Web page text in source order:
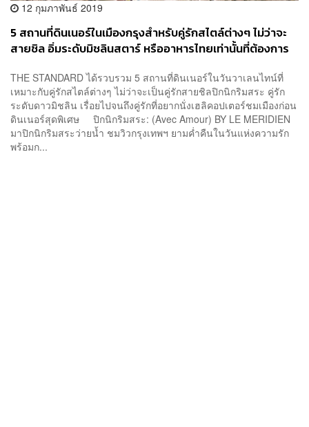
12 กุมภาพันธ์ 2019
5 สถานที่ดินเนอร์ในเมืองกรุงสำหรับคู่รักสไตล์ต่างๆ ไม่ว่าจะ
สายชิล อิ่มระดับมิชลินสตาร์ หรืออาหารไทยเท่านั้นที่ต้องการ
THE STANDARD ได้รวบรวม 5 สถานที่ดินเนอร์ในวันวาเลนไทน์ที่
เหมาะกับคู่รักสไตล์ต่างๆ ไม่ว่าจะเป็นคู่รักสายชิลปิกนิกริมสระ คู่รัก
ระดับดาวมิชลิน เรื่อยไปจนถึงคู่รักที่อยากนั่งเฮลิคอปเตอร์ชมเมืองก่อน
ดินเนอร์สุดพิเศษ ปิกนิกริมสระ: (Avec Amour) BY LE MERIDIEN
มาปิกนิกริมสระว่ายน้ำ ชมวิวกรุงเทพฯ ยามค่ำคืนในวันแห่งความรัก
พร้อมก...